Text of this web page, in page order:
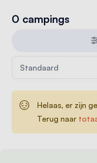
0 campings
Helaas, er zijn
Terug naar